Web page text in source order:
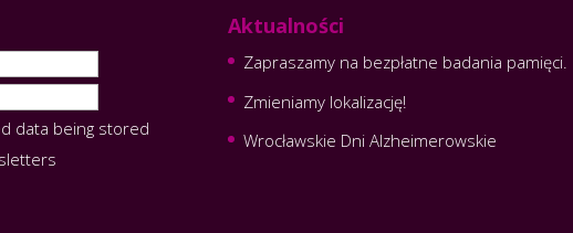
data being stored
Aktualności
Zapraszamy na bezpłatne badania pamięci.
Zmieniamy lokalizację!
Wrocławskie Dni Alzheimerowskie